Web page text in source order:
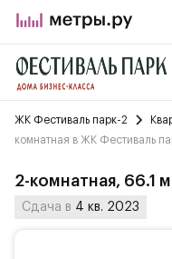
ЖК Фестиваль парк-2
комнатная в ЖК Фестиваль
2-комнатная, 66.1
Сдача в 4 кв. 2023